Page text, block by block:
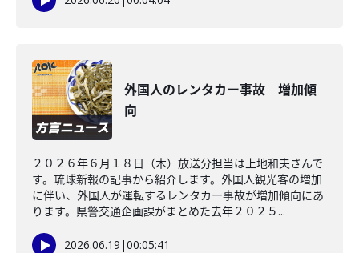
外国人のレンタカー事故 増加傾
向
２０２６年６月１８日（木）放送分担当は上地和夫さんで
す。琉球新報の記事から紹介します。外国人観光客の増加
に伴い、外国人が運転するレンタカー事故が増加傾向にあ
ります。県警交通企画課がまとめた去年２０２５...
2026.06.19 |00:05:41